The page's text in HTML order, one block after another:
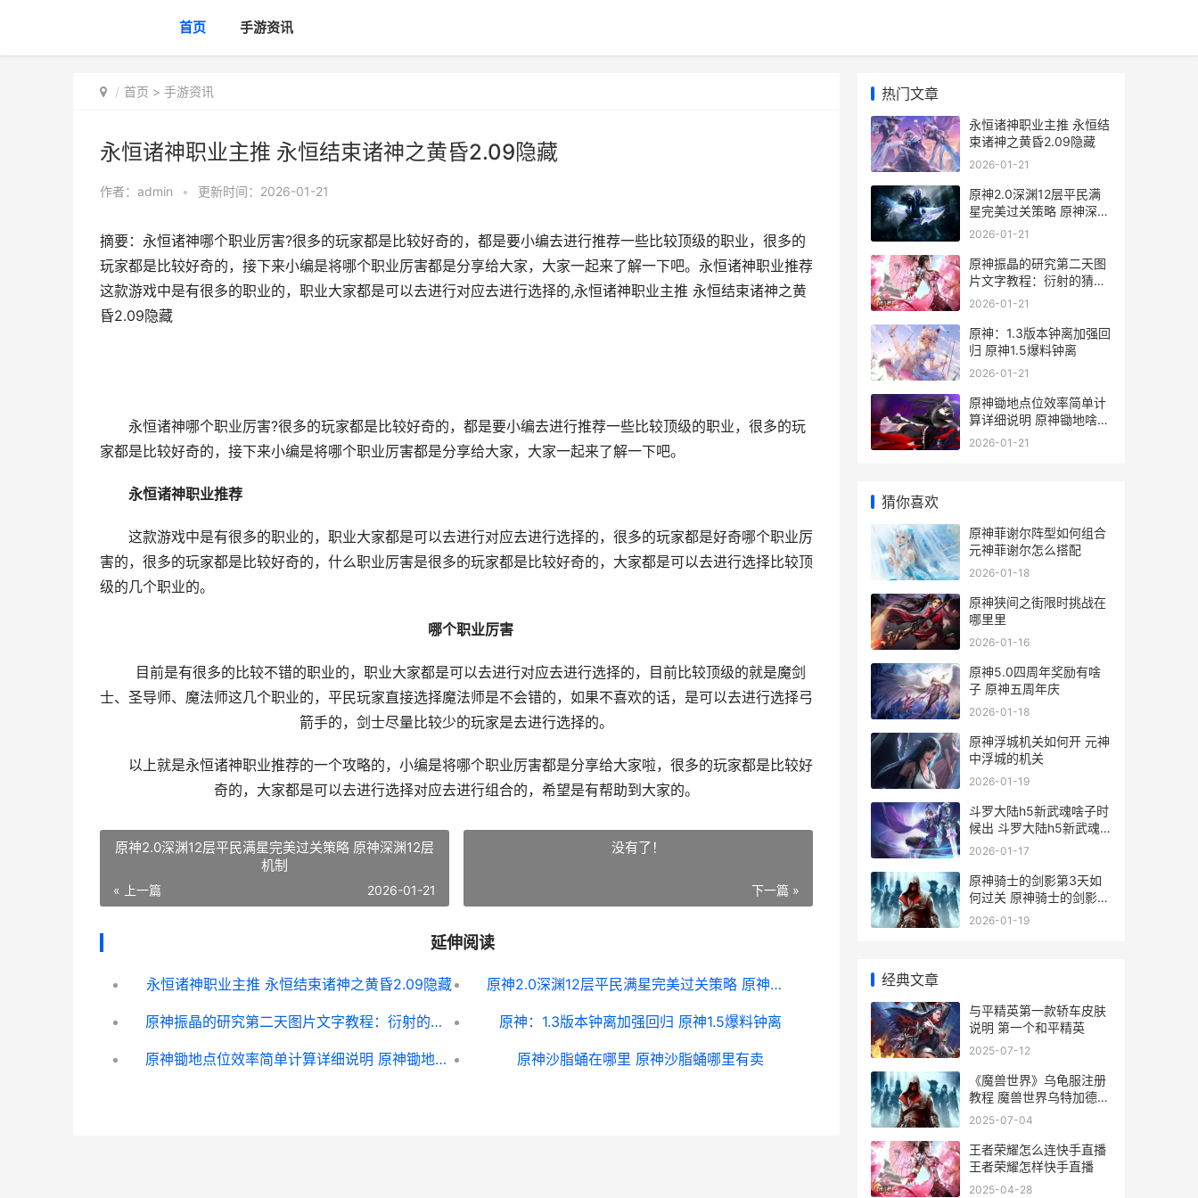
首页 手游资讯
首页 > 手游资讯
永恒诸神职业主推 永恒结束诸神之黄昏2.09隐藏
作者： admin • 更新时间：2026-01-21
摘要：永恒诸神哪个职业厉害?很多的玩家都是比较好奇的，都是要小编去进行推荐一些比较顶级的职业，很多的
玩家都是比较好奇的，接下来小编是将哪个职业厉害都是分享给大家，大家一起来了解一下吧。永恒诸神职业推荐
这款游戏中是有很多的职业的，职业大家都是可以去进行对应去进行选择的,永恒诸神职业主推 永恒结束诸神之黄
昏2.09隐藏
永恒诸神哪个职业厉害?很多的玩家都是比较好奇的，都是要小编去进行推荐一些比较顶级的职业，很多的玩
家都是比较好奇的，接下来小编是将哪个职业厉害都是分享给大家，大家一起来了解一下吧。
永恒诸神职业推荐
这款游戏中是有很多的职业的，职业大家都是可以去进行对应去进行选择的，很多的玩家都是好奇哪个职业厉
害的，很多的玩家都是比较好奇的，什么职业厉害是很多的玩家都是比较好奇的，大家都是可以去进行选择比较顶
级的几个职业的。
哪个职业厉害
目前是有很多的比较不错的职业的，职业大家都是可以去进行对应去进行选择的，目前比较顶级的就是魔剑
士、圣导师、魔法师这几个职业的，平民玩家直接选择魔法师是不会错的，如果不喜欢的话，是可以去进行选择弓
箭手的，剑士尽量比较少的玩家是去进行选择的。
以上就是永恒诸神职业推荐的一个攻略的，小编是将哪个职业厉害都是分享给大家啦，很多的玩家都是比较好
奇的，大家都是可以去进行选择对应去进行组合的，希望是有帮助到大家的。
原神2.0深渊12层平民满星完美过关策略 原神深渊12层
机制
« 上一篇 2026-01-21
没有了！
下一篇 »
延伸阅读
永恒诸神职业主推 永恒结束诸神之黄昏2.09隐藏 原神2.0深渊12层平民满星完美过关策略 原神深渊12层机制
原神振晶的研究第二天图片文字教程：衍射的猜想关卡高分阵型和输出手法分析[多图] 原神振晶的研究攻略第四关 原神：1.3版本钟离加强回归 原神1.5爆料钟离
原神锄地点位效率简单计算详细说明 原神锄地啥意思 原神沙脂蛹在哪里 原神沙脂蛹哪里有卖
热门文章
永恒诸神职业主推 永恒结
束诸神之黄昏2.09隐藏
2026-01-21
原神2.0深渊12层平民满
星完美过关策略 原神深渊
12层机制
2026-01-21
原神振晶的研究第二天图
片文字教程：衍射的猜想
关卡高分阵型和输出手法
究攻略第四关
2026-01-21
原神：1.3版本钟离加强回
归 原神1.5爆料钟离
2026-01-21
原神锄地点位效率简单计
算详细说明 原神锄地啥意
思
2026-01-21
猜你喜欢
原神菲谢尔阵型如何组合
元神菲谢尔怎么搭配
2026-01-18
原神狭间之街限时挑战在
哪里里
2026-01-16
原神5.0四周年奖励有啥
子 原神五周年庆
2026-01-18
原神浮城机关如何开 元神
中浮城的机关
2026-01-19
斗罗大陆h5新武魂啥子时
候出 斗罗大陆h5新武魂
斩龙刀
2026-01-17
原神骑士的剑影第3天如
何过关 原神骑士的剑影图
片
2026-01-19
经典文章
与平精英第一款轿车皮肤
说明 第一个和平精英
2025-07-12
《魔兽世界》乌龟服注册
教程 魔兽世界乌特加德城
堡怎么去
2025-07-04
王者荣耀怎么连快手直播
王者荣耀怎样快手直播
2025-04-28